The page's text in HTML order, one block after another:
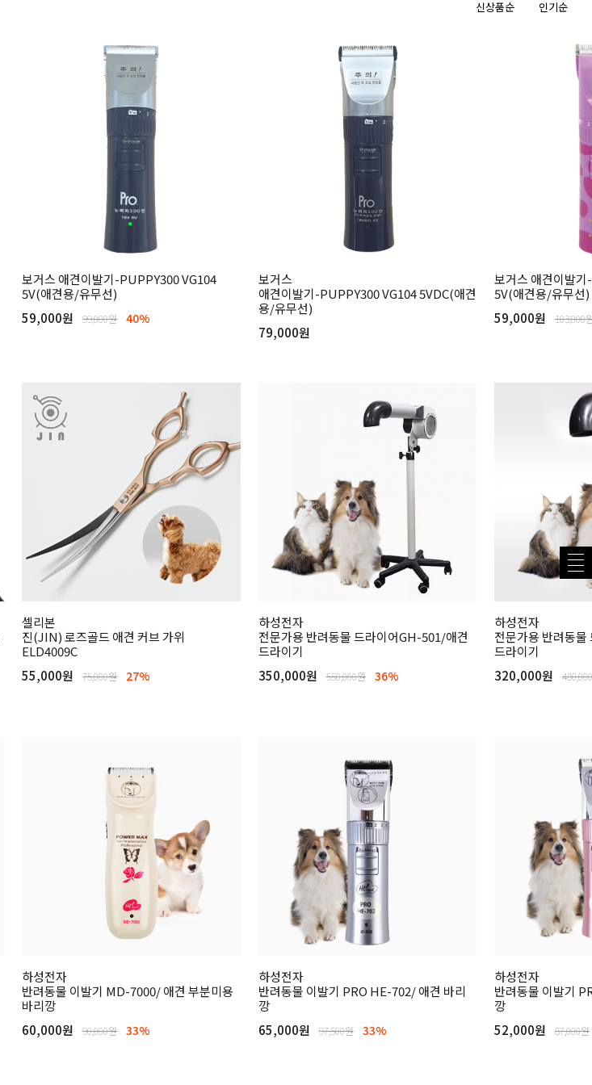
신상품순 인기순
보거스 애견이발기-PUPPY300 VG104
5V(애견용/유무선)
59,000원
99,000원 40%
보거스
애견이발기-PUPPY300 VG104 5VDC(애견
용/유무선)
79,000원
보거스 애견이발
5V(애견용/유무선)
59,000원
103,000
셀리본
진(JIN) 로즈골드 애견 커브 가위
ELD4009C
55,000원
75,000원 27%
하성전자
전문가용 반려동물 드라이어GH-501/애견
드라이기
350,000원
550,000원 36%
하성전자
전문가용 반려동
드라이기
320,000원
하성전자
반려동물 이발기 MD-7000/ 애견 부분미용
바리깡
60,000원
90,000원 33%
하성전자
반려동물 이발기 PRO HE-702/ 애견 바리
깡
65,000원
97,500원 33%
하성전자
반려동물 이발기
깡
52,000원
87,000원